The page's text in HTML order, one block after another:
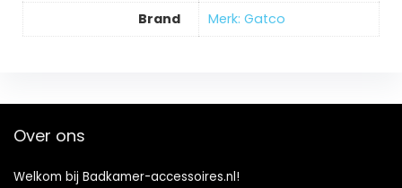
Brand Merk: Gatco
Over ons
Welkom bij Badkamer-accessoires.nl!